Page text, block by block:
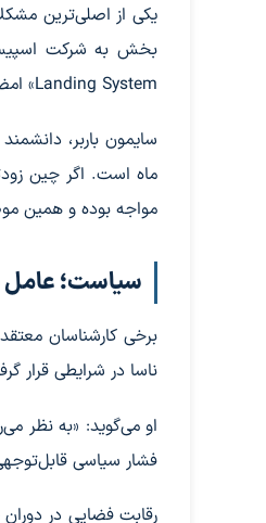
یکی از اصلی‌ترین
Landing System» امضا کرده، اما پروژه استارشیپ تاکنون با تأخیرها و مشکلات فنی متعددی روبه‌رو بوده است.
سایمون باربر،
ماه است. اگر چین
مواجه بوده و همین
سیاست؛ عامل
برخی کارشناسان
ناسا در شرایطی قرار
او می‌گوید: «به نظر
فشار سیاسی
رقابت فضایی در